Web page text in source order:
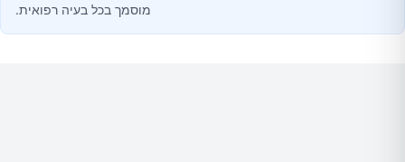
מוסמך בכל בעיה רפואית.